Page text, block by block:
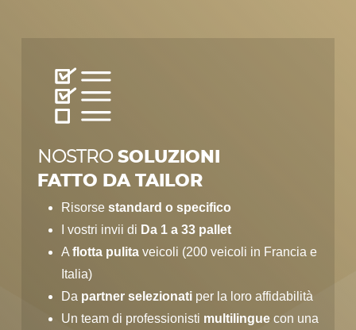
NOSTRO SOLUZIONI
FATTO DA TAILOR
Risorse standard o specifico
I vostri invii di Da 1 a 33 pallet
A flotta pulita veicoli (200 veicoli in Francia e
Italia)
Da partner selezionati per la loro affidabilità
Un team di professionisti multilingue con una